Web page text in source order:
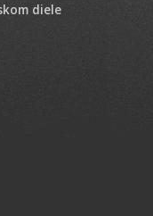
diele